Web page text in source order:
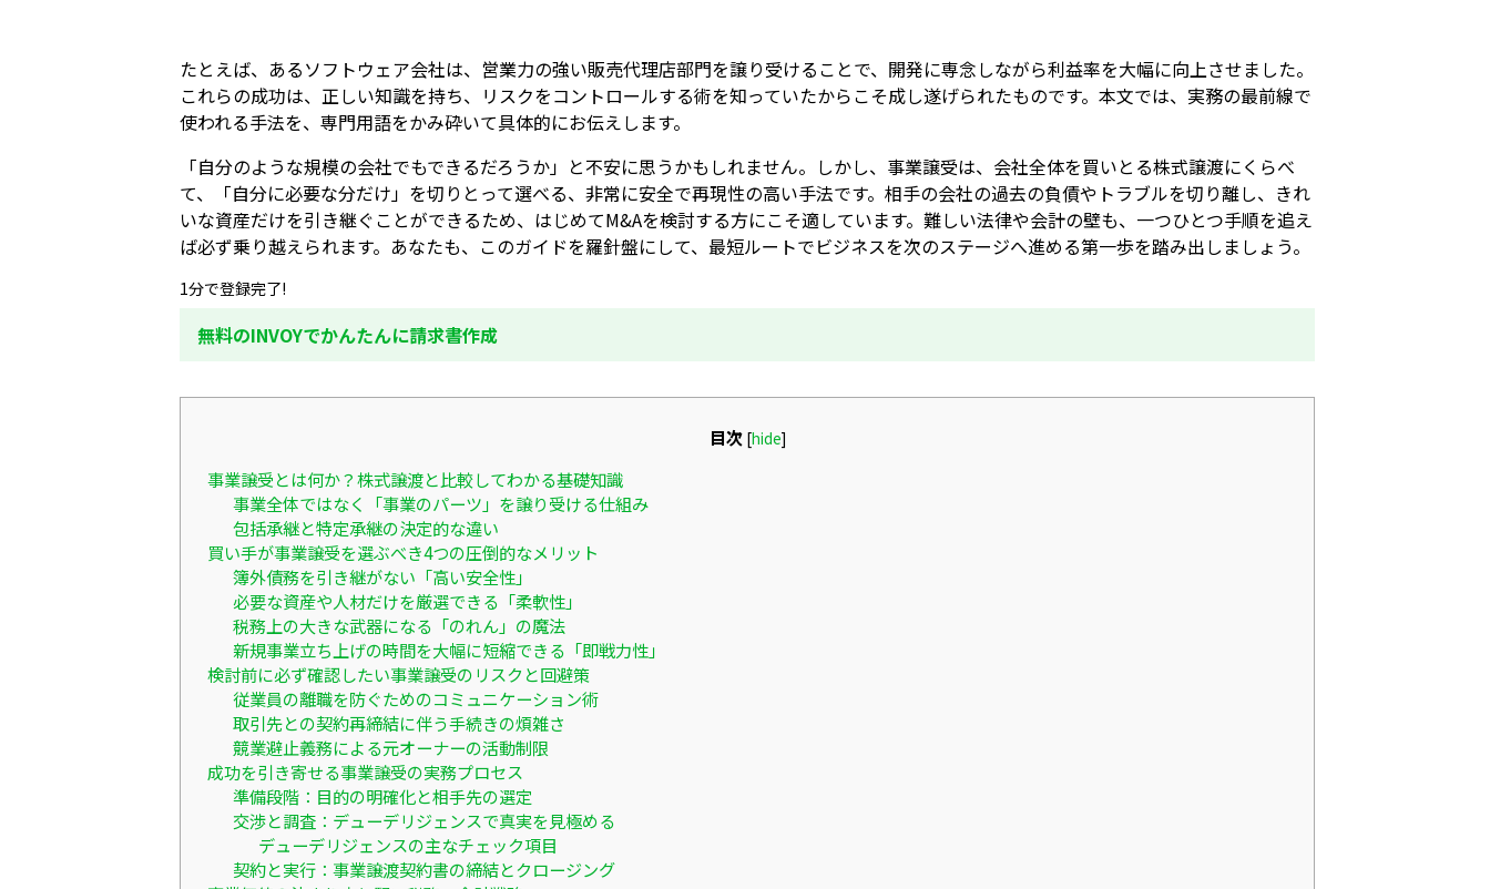
たとえば、あるソフトウェア会社は、営業力の強い販売代理店部門を譲り受けることで、開発に専念しながら利益率を大幅に向上させました。
これらの成功は、正しい知識を持ち、リスクをコントロールする術を知っていたからこそ成し遂げられたものです。本文では、実務の最前線で
使われる手法を、専門用語をかみ砕いて具体的にお伝えします。
「自分のような規模の会社でもできるだろうか」と不安に思うかもしれません。しかし、事業譲受は、会社全体を買いとる株式譲渡にくらべ
て、「自分に必要な分だけ」を切りとって選べる、非常に安全で再現性の高い手法です。相手の会社の過去の負債やトラブルを切り離し、きれ
いな資産だけを引き継ぐことができるため、はじめてM&Aを検討する方にこそ適しています。難しい法律や会計の壁も、一つひとつ手順を追え
ば必ず乗り越えられます。あなたも、このガイドを羅針盤にして、最短ルートでビジネスを次のステージへ進める第一歩を踏み出しましょう。
1分で登録完了!
無料のINVOYでかんたんに請求書作成
目次 [hide]
事業譲受とは何か？株式譲渡と比較してわかる基礎知識
事業全体ではなく「事業のパーツ」を譲り受ける仕組み
包括承継と特定承継の決定的な違い
買い手が事業譲受を選ぶべき4つの圧倒的なメリット
簿外債務を引き継がない「高い安全性」
必要な資産や人材だけを厳選できる「柔軟性」
税務上の大きな武器になる「のれん」の魔法
新規事業立ち上げの時間を大幅に短縮できる「即戦力性」
検討前に必ず確認したい事業譲受のリスクと回避策
従業員の離職を防ぐためのコミュニケーション術
取引先との契約再締結に伴う手続きの煩雑さ
競業避止義務による元オーナーの活動制限
成功を引き寄せる事業譲受の実務プロセス
準備段階：目的の明確化と相手先の選定
交渉と調査：デューデリジェンスで真実を見極める
デューデリジェンスの主なチェック項目
契約と実行：事業譲渡契約書の締結とクロージング